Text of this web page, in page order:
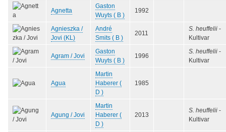
Agnetta
Gaston
Wuyts ( B )
1992
Agnieszka /
Jovi (KL)
André
Smits ( B )
2011
S. heuffelii -
Kultivar
Agram / Jovi
Gaston
Wuyts ( B )
1996
S. heuffelii -
Kultivar
Agua
Martin
Haberer (
D )
1985
Agung / Jovi
Martin
Haberer (
D )
2013
S. heuffelii -
Kultivar